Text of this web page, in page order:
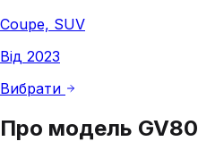
Coupe, SUV
Від 2023
Вибрати
Про модель GV80